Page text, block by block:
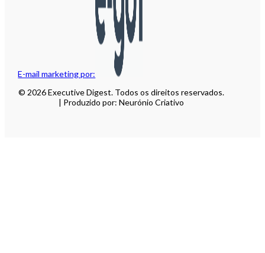
E-mail marketing por:
© 2026 Executive Digest. Todos os direitos reservados.
| Produzido por: Neurónio Criativo